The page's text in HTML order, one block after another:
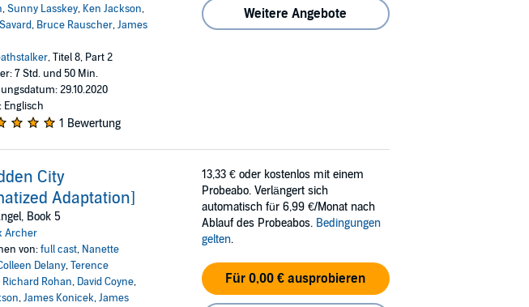
,Sunny Lasskey, Ken Jackson,
, Bruce Rauscher,James
, Titel 8, Part 2
7 Std. und 50 Min.
29.10.2020
Englisch
1 Bewertung
Weitere Angebote
City
Adaptation]
Book 5
Archer
von:full cast, Nanette
Delany,Terence
Richard Rohan, David Coyne,
,James Konicek,James
13,33 € oder kostenlos mit einem
Probeabo. Verlängert sich
automatisch für 6,99 €/Monat nach
Ablauf des Probeabos. Bedingungen
gelten.
Für 0,00 € ausprobieren